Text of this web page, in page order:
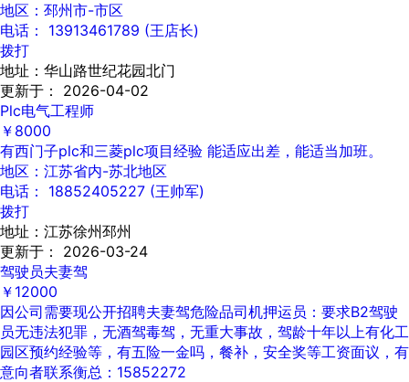
地区：邳州市-市区
电话： 13913461789 (王店长)
拨打
地址：华山路世纪花园北门
更新于： 2026-04-02
Plc电气工程师
￥8000
有西门子plc和三菱plc项目经验 能适应出差，能适当加班。
地区：江苏省内-苏北地区
电话： 18852405227 (王帅军)
拨打
地址：江苏徐州邳州
更新于： 2026-03-24
驾驶员夫妻驾
￥12000
因公司需要现公开招聘夫妻驾危险品司机押运员：要求B2驾驶
员无违法犯罪，无酒驾毒驾，无重大事故，驾龄十年以上有化工
园区预约经验等，有五险一金吗，餐补，安全奖等工资面议，有
意向者联系衡总：15852272